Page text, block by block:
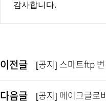
감사합니다.
이전글 [공지] 스마트ftp 변
다음글 [공지] 메이크글로